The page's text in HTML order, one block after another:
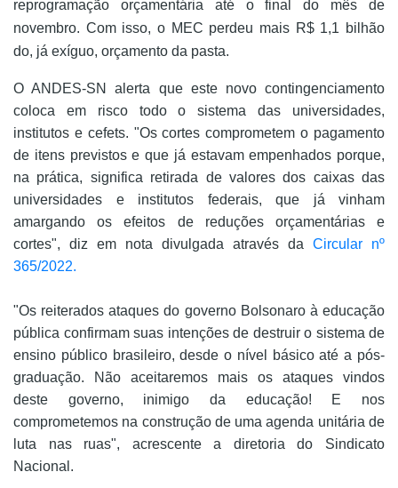
reprogramação orçamentária até o final do mês de
novembro. Com isso, o MEC perdeu mais R$ 1,1 bilhão
do, já exíguo, orçamento da pasta.
O ANDES-SN alerta que este novo contingenciamento
coloca em risco todo o sistema das universidades,
institutos e cefets. "Os cortes comprometem o pagamento
de itens previstos e que já estavam empenhados porque,
na prática, significa retirada de valores dos caixas das
universidades e institutos federais, que já vinham
amargando os efeitos de reduções orçamentárias e
cortes", diz em nota divulgada através da Circular nº
365/2022.
"Os reiterados ataques do governo Bolsonaro à educação
pública confirmam suas intenções de destruir o sistema de
ensino público brasileiro, desde o nível básico até a pós-
graduação. Não aceitaremos mais os ataques vindos
deste governo, inimigo da educação! E nos
comprometemos na construção de uma agenda unitária de
luta nas ruas", acrescente a diretoria do Sindicato
Nacional.